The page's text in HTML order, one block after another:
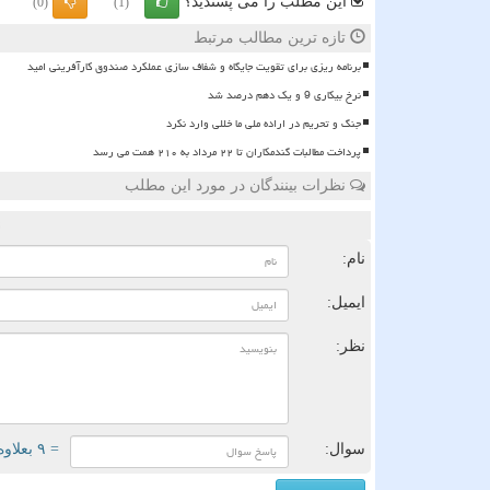
تازه ترین مطالب مرتبط
برنامه ریزی برای تقویت جایگاه و شفاف سازی عملکرد صندوق کارآفرینی امید
نرخ بیکاری 9 و یک دهم درصد شد
جنگ و تحریم در اراده ملی ما خللی وارد نکرد
پرداخت مطالبات گندمکاران تا ۲۲ مرداد به ۲۱۰ همت می رسد
نظرات بینندگان در مورد این مطلب
نام:
ایمیل:
نظر:
سوال: = ۹ بعلاوه ۱